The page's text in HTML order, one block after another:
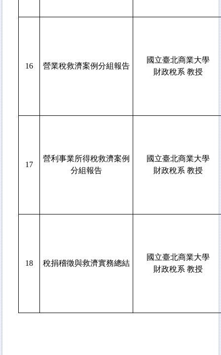
16 營業稅救濟案例分組報告
國立臺北商業大學
財政稅系 教授
17
營利事業所得稅救濟案例
分組報告
國立臺北商業大學
財政稅系 教授
18 稅捐稽徵與救濟實務總結
國立臺北商業大學
財政稅系 教授